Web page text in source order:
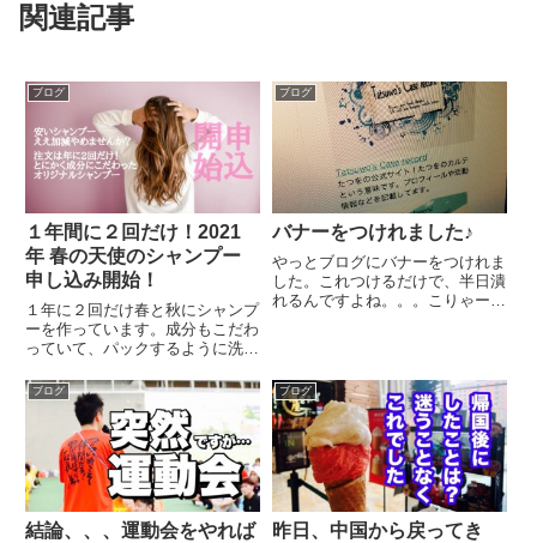
関連記事
ブログ
１年間に２回だけ！2021
年 春の天使のシャンプー
申し込み開始！
１年に２回だけ春と秋にシャンプ
ーを作っています。成分もこだわ
っていて、パックするように洗っ
ゆいとか蕁麻疹がある、さらには
脱毛症の予防にも、もう安いシャ
ンプーを使うのはやめましょう
ね。自分の体に関することはいい
ものを使うことをお勧めします。
申し込みは今月末まで！
ブログ
バナーをつけれました♪
やっとブログにバナーをつけれま
した。これつけるだけで、半日潰
れるんですよね。。。こりゃーも
けません。。読者登録みたいなも
のもありません。それでいいん
で...
ブログ
結論、、、運動会をやれば
ブログ
昨日、中国から戻ってき